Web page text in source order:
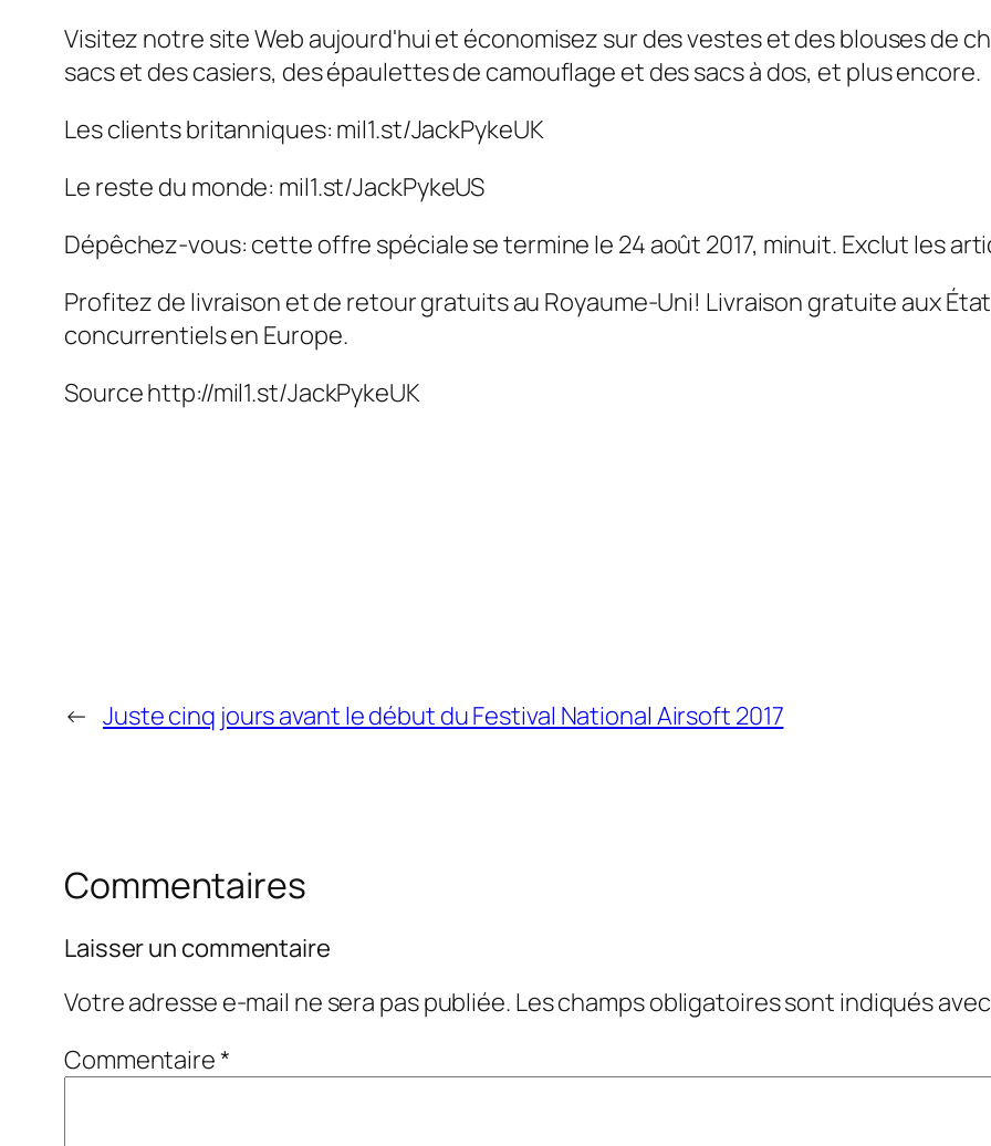
Visitez notre site Web aujourd'hui et économisez sur des vestes et des blouses de
sacs et des casiers, des épaulettes de camouflage et des sacs à dos, et plus encore.
Les clients britanniques: mil1.st/JackPykeUK
Le reste du monde: mil1.st/JackPykeUS
Dépêchez-vous: cette offre spéciale se termine le 24 août 2017, minuit. Exclut les
Profitez de livraison et de retour gratuits au Royaume-Uni! Livraison gratuite aux
concurrentiels en Europe.
Sourcehttp://mil1.st/JackPykeUK
← Juste cinq jours avant le début du Festival National Airsoft 2017
Commentaires
Laisser un commentaire
Votre adresse e-mail ne sera pas publiée. Les champs obligatoires sont indiqués
Commentaire*